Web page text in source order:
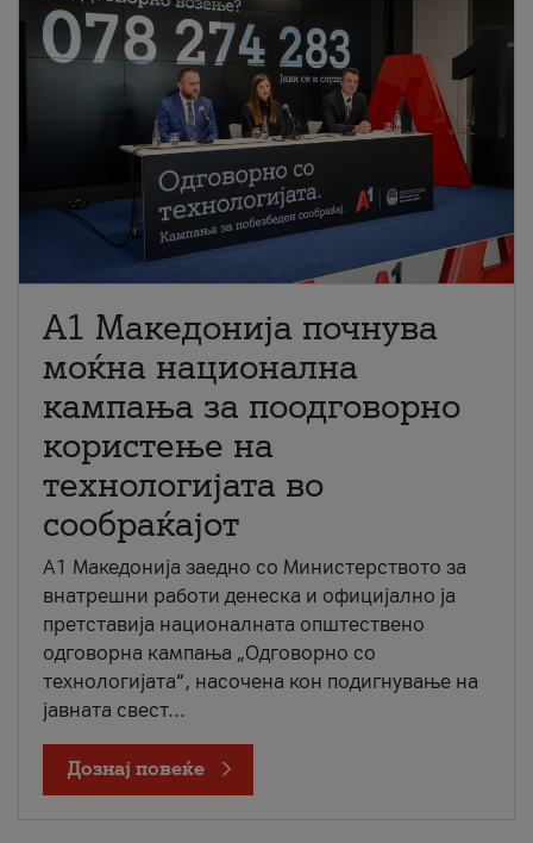
A1 Македонија почнува
моќна национална
кампања за поодговорно
користење на
технологијата во
сообраќајот
A1 Македонија заедно со Министерството за
внатрешни работи денеска и официјално ја
претставија националната општествено
одговорна кампања „Одговорно со
технологијата“, насочена кон подигнување на
јавната свест...
Дознај повеќе